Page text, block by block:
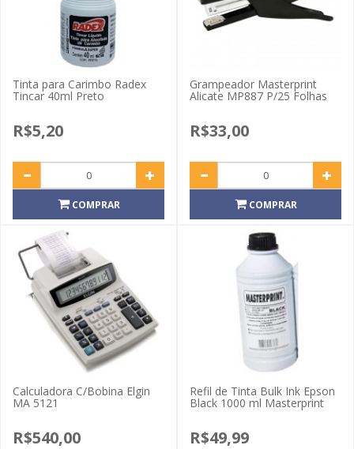
Tinta para Carimbo Radex
Tincar 40ml Preto
R$5,20
COMPRAR
Grampeador Masterprint
Alicate MP887 P/25 Folhas
R$33,00
COMPRAR
Calculadora C/Bobina Elgin
MA 5121
R$540,00
Refil de Tinta Bulk Ink Epson
Black 1000 ml Masterprint
R$49,99